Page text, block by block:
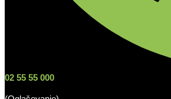
02 55 55 000